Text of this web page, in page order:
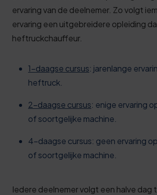
ervaring van de deelnemer. Zo volgt
ervaring een uitgebreidere opleiding
heftruckchauffeur.
1-daagse cursus: jarenlange
heftruck.
2-daagse cursus: enige ervaring
of soortgelijke machine.
4-daagse cursus: geen ervaring
of soortgelijke machine.
Iedere deelnemer volgt een halve dag